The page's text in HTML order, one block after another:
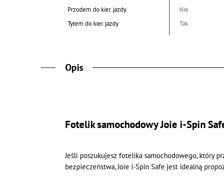
Przodem do kier. jazdy
Nie
Tyłem do kier. jazdy
Tak
Opis
Fotelik samochodowyJoie i-Spin
Jeśli poszukujesz fotelika samochodowego, który
bezpieczeństwa, Joie i-Spin Safe jest idealną